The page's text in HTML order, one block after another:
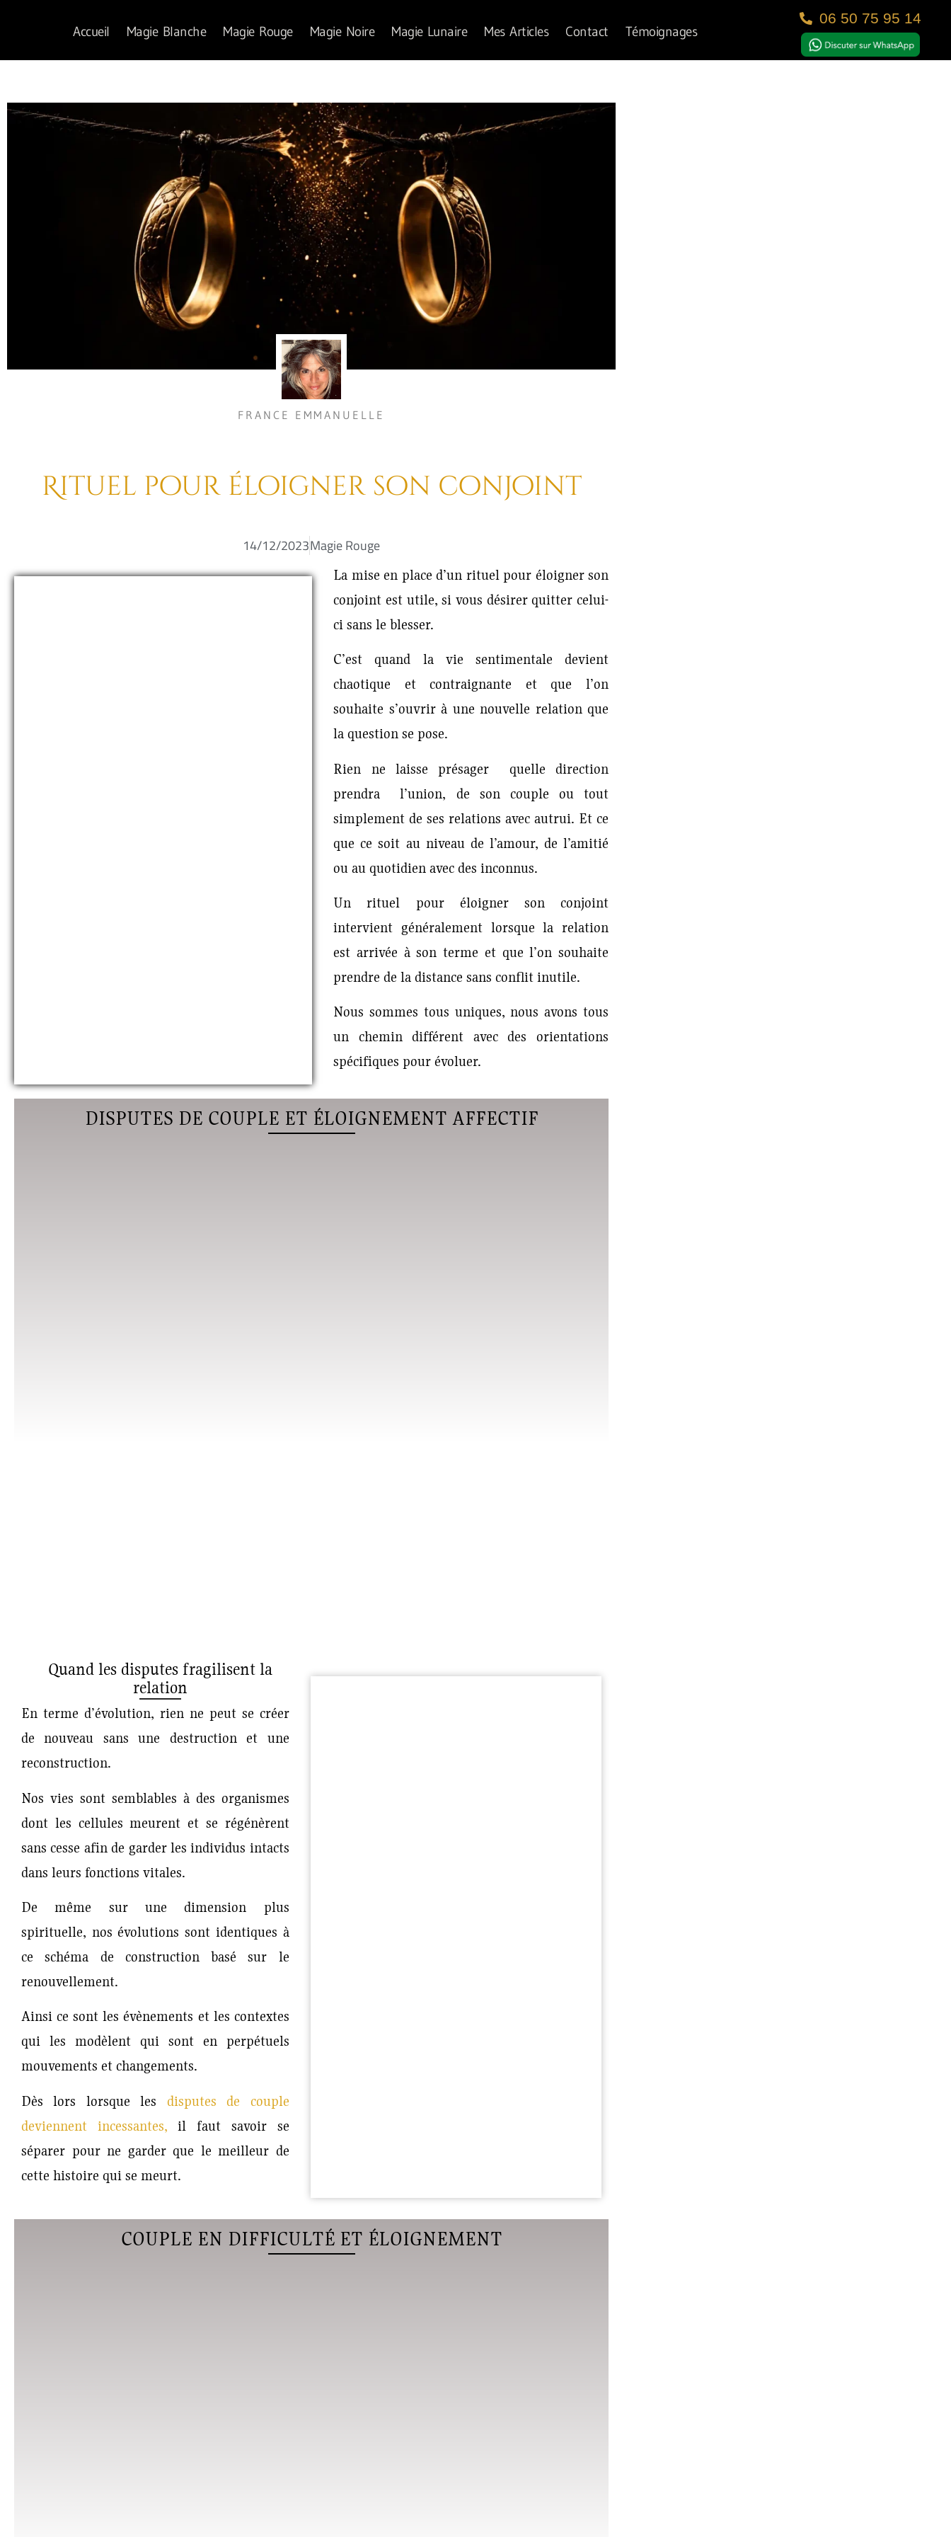
Accueil Magie Blanche Magie Rouge Magie Noire Magie Lunaire Mes Articles Contact Témoignages
06 50 75 95 14
FRANCE EMMANUELLE
Rituel pour éloigner son conjoint
14/12/2023Magie Rouge
La mise en place d’un rituel pour éloigner son
conjoint est utile, si vous désirer quitter celui-
ci sans le blesser.
C’est quand la vie sentimentale devient
chaotique et contraignante et que l’on
souhaite s’ouvrir à une nouvelle relation que
la question se pose.
Rien ne laisse présager quelle direction
prendra l’union, de son couple ou tout
simplement de ses relations avec autrui. Et ce
que ce soit au niveau de l’amour, de l’amitié
ou au quotidien avec des inconnus.
Un rituel pour éloigner son conjoint
intervient généralement lorsque la relation
est arrivée à son terme et que l’on souhaite
prendre de la distance sans conflit inutile.
Nous sommes tous uniques, nous avons tous
un chemin différent avec des orientations
spécifiques pour évoluer.
DISPUTES DE COUPLE ET ÉLOIGNEMENT AFFECTIF
Quand les disputes fragilisent la
relation
En terme d’évolution, rien ne peut se créer
de nouveau sans une destruction et une
reconstruction.
Nos vies sont semblables à des organismes
dont les cellules meurent et se régénèrent
sans cesse afin de garder les individus intacts
dans leurs fonctions vitales.
De même sur une dimension plus
spirituelle, nos évolutions sont identiques à
ce schéma de construction basé sur le
renouvellement.
Ainsi ce sont les évènements et les contextes
qui les modèlent qui sont en perpétuels
mouvements et changements.
Dès lors lorsque les disputes de couple
deviennent incessantes, il faut savoir se
séparer pour ne garder que le meilleur de
cette histoire qui se meurt.
COUPLE EN DIFFICULTÉ ET ÉLOIGNEMENT